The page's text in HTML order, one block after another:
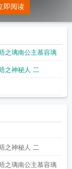
生缘上古情殇之三世情
三世之情殇
世琉璃殇讲的什么三
即阅读
之璃南公主慕容璃
之神秘人 二
之神秘人 二
之璃南公主慕容璃